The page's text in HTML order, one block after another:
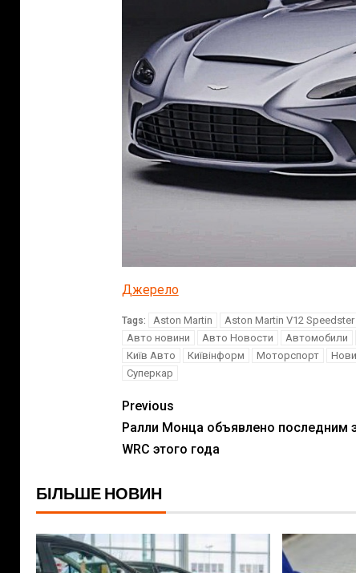
Джерело
Tags: Aston Martin Aston Martin V12 Speedster
Авто новини
Авто Новости Автомобили
Київ Авто
Київінформ Моторспорт
Суперкар
Previous
Ралли Монца объявлено последним
WRC этого года
БІЛЬШЕ НОВИН